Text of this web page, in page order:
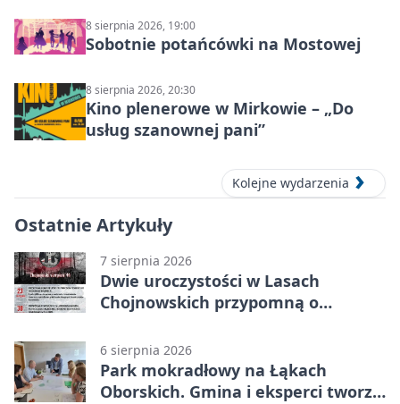
8 sierpnia 2026, 19:00
Sobotnie potańcówki na Mostowej
8 sierpnia 2026, 20:30
Kino plenerowe w Mirkowie – „Do
usług szanownej pani”
Kolejne wydarzenia
Ostatnie Artykuły
7 sierpnia 2026
Dwie uroczystości w Lasach
Chojnowskich przypomną o
6 sierpnia 2026
Park mokradłowy na Łąkach
Oborskich. Gmina i eksperci tworzą